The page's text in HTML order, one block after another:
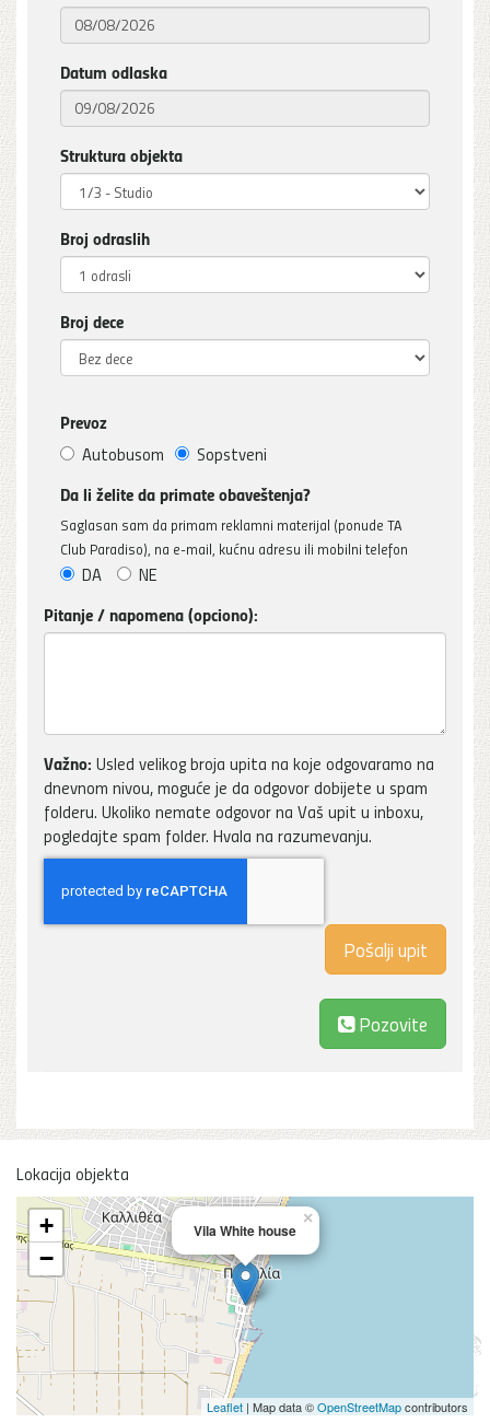
Datum odlaska
Struktura objekta
Broj odraslih
Broj dece
Prevoz
Autobusom Sopstveni
Da li želite da primate obaveštenja?
Saglasan sam da primam reklamni materijal (ponude TA
Club Paradiso), na e-mail, kućnu adresu ili mobilni telefon
DA NE
Pitanje / napomena (opciono):
Važno: Usled velikog broja upita na koje odgovaramo na
dnevnom nivou, moguće je da odgovor dobijete u spam
folderu. Ukoliko nemate odgovor na Vaš upit u inboxu,
pogledajte spam folder. Hvala na razumevanju.
Pozovite
Lokacija objekta
Vila White house
×
+
−
Leaflet | Map data ©OpenStreetMapcontributors